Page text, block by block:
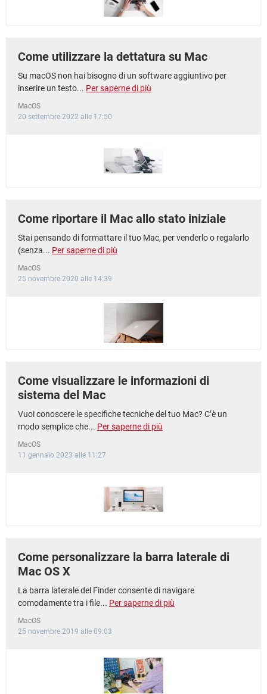
Come utilizzare la dettatura su Mac
Su macOS non hai bisogno di un software aggiuntivo per
inserire un testo... Per saperne di più
MacOS
20 settembre 2022 alle 17:50
Come riportare il Mac allo stato iniziale
Stai pensando di formattare il tuo Mac, per venderlo o regalarlo
(senza... Per saperne di più
MacOS
25 novembre 2020 alle 14:39
Come visualizzare le informazioni di
sistema del Mac
Vuoi conoscere le specifiche tecniche del tuo Mac? C’è un
modo semplice che... Per saperne di più
MacOS
11 gennaio 2023 alle 11:27
Come personalizzare la barra laterale di
Mac OS X
La barra laterale del Finder consente di navigare
comodamente tra i file... Per saperne di più
MacOS
25 novembre 2019 alle 09:03